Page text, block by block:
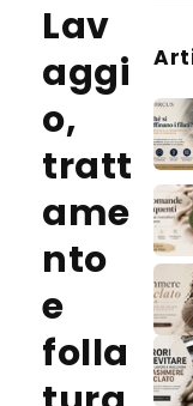
Lav
aggi
o,
tratt
ame
nto
e
folla